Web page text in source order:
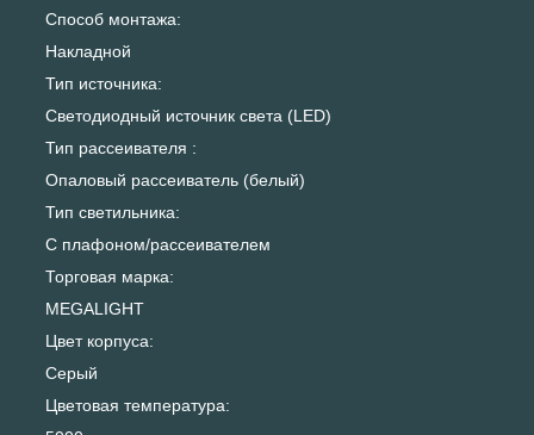
Способ монтажа:
Накладной
Тип источника:
Светодиодный источник света (LED)
Тип рассеивателя :
Опаловый рассеиватель (белый)
Тип светильника:
С плафоном/рассеивателем
Торговая марка:
MEGALIGHT
Цвет корпуса:
Серый
Цветовая температура: